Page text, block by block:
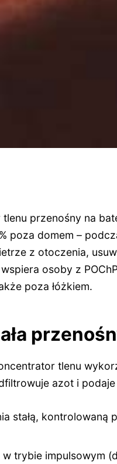
tlenu przenośny na
poza domem –
z otoczenia,
osoby z
poza łóżkiem.
tlenu
azot i
stałą, kontrolowaną
w trybie impulsowym